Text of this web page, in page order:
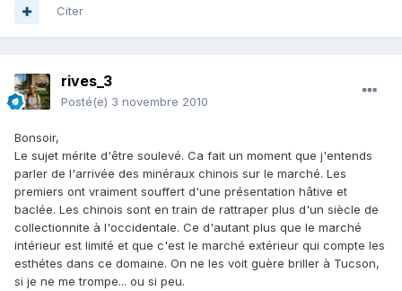
Citer
rives_3
Posté(e) 3 novembre 2010
Bonsoir,
Le sujet mérite d'être soulevé. Ca fait un moment que j'entends
parler de l'arrivée des minéraux chinois sur le marché. Les
premiers ont vraiment souffert d'une présentation hâtive et
baclée. Les chinois sont en train de rattraper plus d'un siècle de
collectionnite à l'occidentale. Ce d'autant plus que le marché
intérieur est limité et que c'est le marché extérieur qui compte les
esthétes dans ce domaine. On ne les voit guère briller à Tucson,
si je ne me trompe... ou si peu.